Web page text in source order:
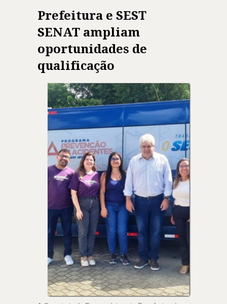
Prefeitura e SEST
SENAT ampliam
oportunidades de
qualificação